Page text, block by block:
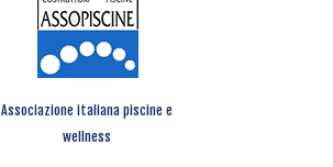
Associazione italiana piscine e
wellness